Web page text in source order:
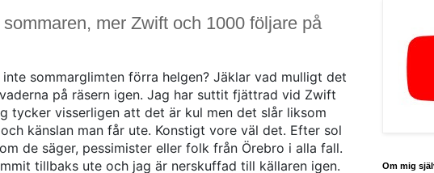
mer Zwift och 1000 följare på
inte sommarglimten förra helgen? Jäklar vad mulligt det
på räsern igen. Jag har suttit fjättrad vid Zwift
tycker visserligen att det är kul men det slår liksom
känslan man får ute. Konstigt vore väl det. Efter sol
de säger, pessimister eller folk från Örebro i alla fall.
tillbaks ute och jag är nerskuffad till källaren igen.
Om mig